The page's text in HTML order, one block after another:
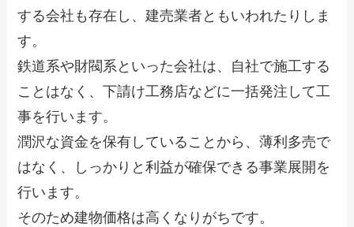
する会社も存在し、建売業者ともいわれたりしま
す。
鉄道系や財閥系といった会社は、自社で施工する
ことはなく、下請け工務店などに一括発注して工
事を行います。
潤沢な資金を保有していることから、薄利多売で
はなく、しっかりと利益が確保できる事業展開を
行います。
そのため建物価格は高くなりがちです。